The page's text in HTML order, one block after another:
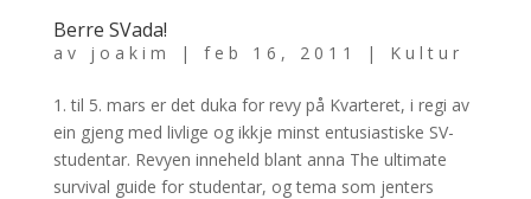
Berre SVada!
av joakim | feb 16, 2011 | Kultur
1. til 5. mars er det duka for revy på Kvarteret, i regi av
ein gjeng med livlige og ikkje minst entusiastiske SV-
studentar. Revyen inneheld blant anna The ultimate
survival guide for studentar, og tema som jenters